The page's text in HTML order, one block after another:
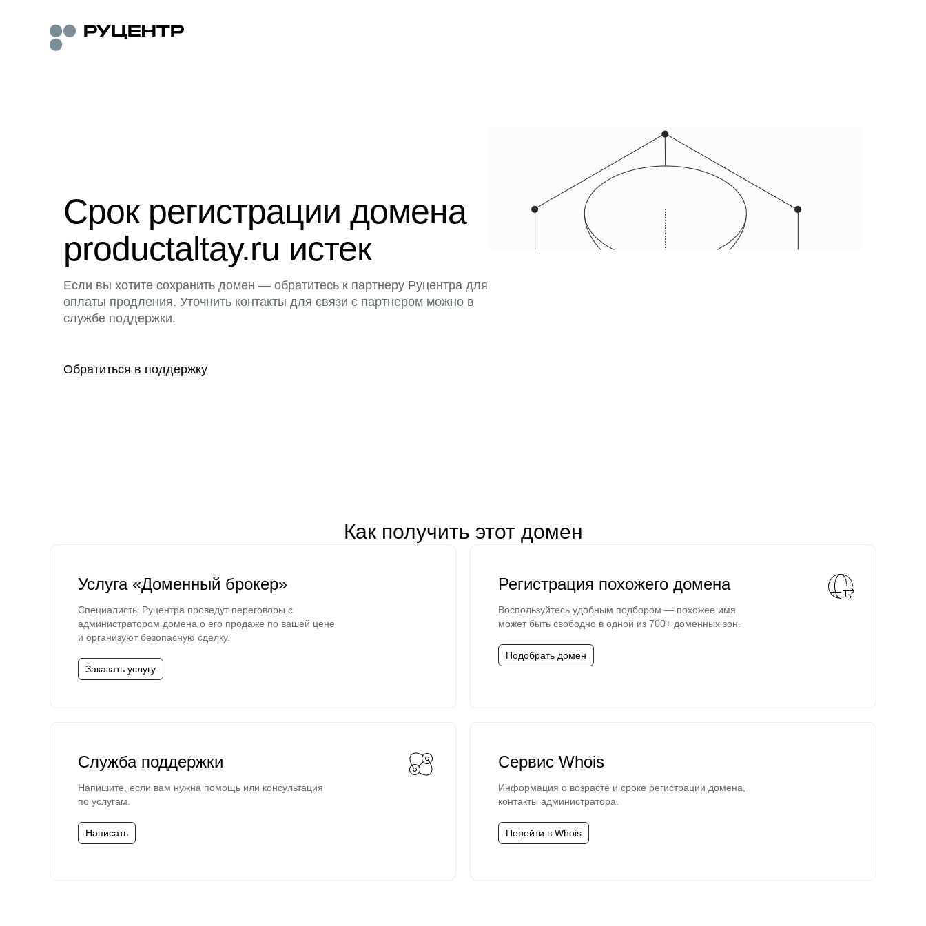
Срок регистрации домена
productaltay.ru истек
Если вы хотите сохранить домен — обратитесь к партнеру Руцентра для
оплаты продления. Уточнить контакты для связи с партнером можно в
службе поддержки.
Обратиться в поддержку
Как получить этот домен
Услуга «Доменный брокер»
Специалисты Руцентра проведут переговоры с
администратором домена о его продаже по вашей цене
и организуют безопасную сделку.
Заказать услугу
Регистрация похожего домена
Воспользуйтесь удобным подбором — похожее имя
может быть свободно в одной из 700+ доменных зон.
Подобрать домен
Служба поддержки
Напишите, если вам нужна помощь или консультация
по услугам.
Написать
Сервис Whois
Информация о возрасте и сроке регистрации домена,
контакты администратора.
Перейти в Whois